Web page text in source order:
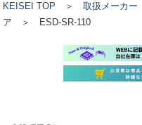
KEISEI TOP ＞取扱メーカー
ア ＞ ESD-SR-110